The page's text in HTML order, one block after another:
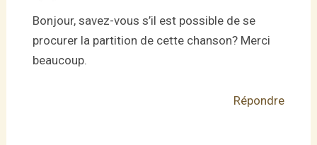
Bonjour, savez-vous s’il est possible de se
procurer la partition de cette chanson? Merci
beaucoup.
Répondre